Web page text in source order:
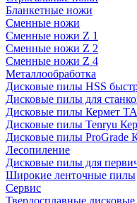
Бланкетные ножи
Сменные ножи
Сменные ножи Z 1
Сменные ножи Z 2
Сменные ножи Z 4
Металлообработка
Дисковые пилы HSS
Дисковые пилы для
Дисковые пилы Кермет ТА
Дисковые пилы Tenryu
Дисковые пилы ProGrade
Лесопиление
Дисковые пилы для
Широкие ленточные пилы
Сервис
Твердосплавные